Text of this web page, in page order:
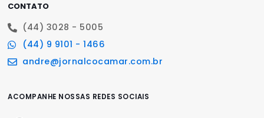
CONTATO
(44) 3028 - 5005
(44) 9 9101 - 1466
andre@jornalcocamar.com.br
ACOMPANHE NOSSAS REDES SOCIAIS